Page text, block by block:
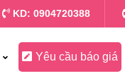
KD: 0904720388
Yêu cầu báo giá